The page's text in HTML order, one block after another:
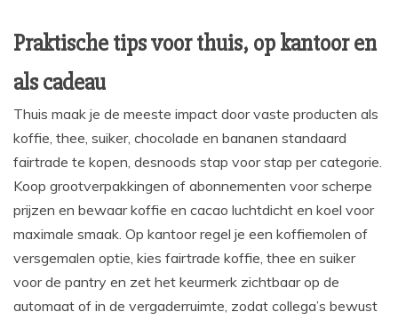
Praktische tips voor thuis, op kantoor en
als cadeau
Thuis maak je de meeste impact door vaste producten als
koffie, thee, suiker, chocolade en bananen standaard
fairtrade te kopen, desnoods stap voor stap per categorie.
Koop grootverpakkingen of abonnementen voor scherpe
prijzen en bewaar koffie en cacao luchtdicht en koel voor
maximale smaak. Op kantoor regel je een koffiemolen of
versgemalen optie, kies fairtrade koffie, thee en suiker
voor de pantry en zet het keurmerk zichtbaar op de
automaat of in de vergaderruimte, zodat collega’s bewust